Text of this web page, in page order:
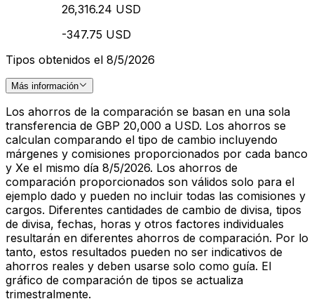
26,316.24 USD
-347.75 USD
Tipos obtenidos el 8/5/2026
Más información
Los ahorros de la comparación se basan en una sola
transferencia de GBP 20,000 a USD. Los ahorros se
calculan comparando el tipo de cambio incluyendo
márgenes y comisiones proporcionados por cada banco
y Xe el mismo día 8/5/2026. Los ahorros de
comparación proporcionados son válidos solo para el
ejemplo dado y pueden no incluir todas las comisiones y
cargos. Diferentes cantidades de cambio de divisa, tipos
de divisa, fechas, horas y otros factores individuales
resultarán en diferentes ahorros de comparación. Por lo
tanto, estos resultados pueden no ser indicativos de
ahorros reales y deben usarse solo como guía. El
gráfico de comparación de tipos se actualiza
trimestralmente.